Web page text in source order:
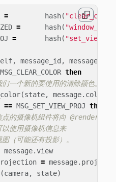
= hash(
= hash(
= hash(
, message_id , message
MSG_CLEAR_COLOR then
一个新的要使用的清除颜色。
(state, message. color
== MSG_SET_VIEW_PROJ then
点的摄像机组件将向 @render
使用摄像机信息来
（可能还有投影）。
message.view
= message.
(camera, state)